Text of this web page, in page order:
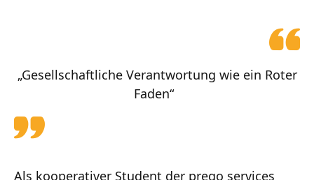
„Gesellschaftliche Verantwortung wie ein Roter
Faden“
Als kooperativer Student der prego services